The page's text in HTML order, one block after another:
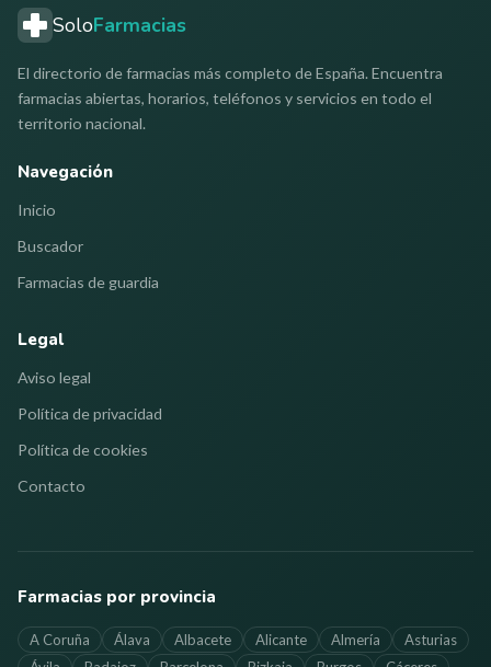
SoloFarmacias
El directorio de farmacias más completo de España. Encuentra
farmacias abiertas, horarios, teléfonos y servicios en todo el
territorio nacional.
Navegación
Inicio
Buscador
Farmacias de guardia
Legal
Aviso legal
Política de privacidad
Política de cookies
Contacto
Farmacias por provincia
A Coruña Álava Albacete Alicante Almería
Asturias